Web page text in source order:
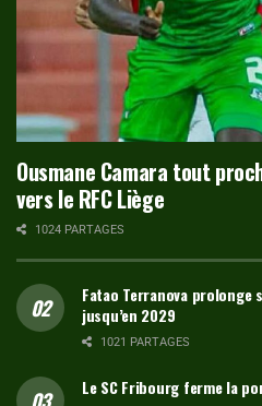
Ousmane Camara tout
vers le RFC Liège
1024 PARTAGES
Fatao Terranova prolonge
jusqu’en 2029
1021 PARTAGES
Le SC Fribourg ferme la